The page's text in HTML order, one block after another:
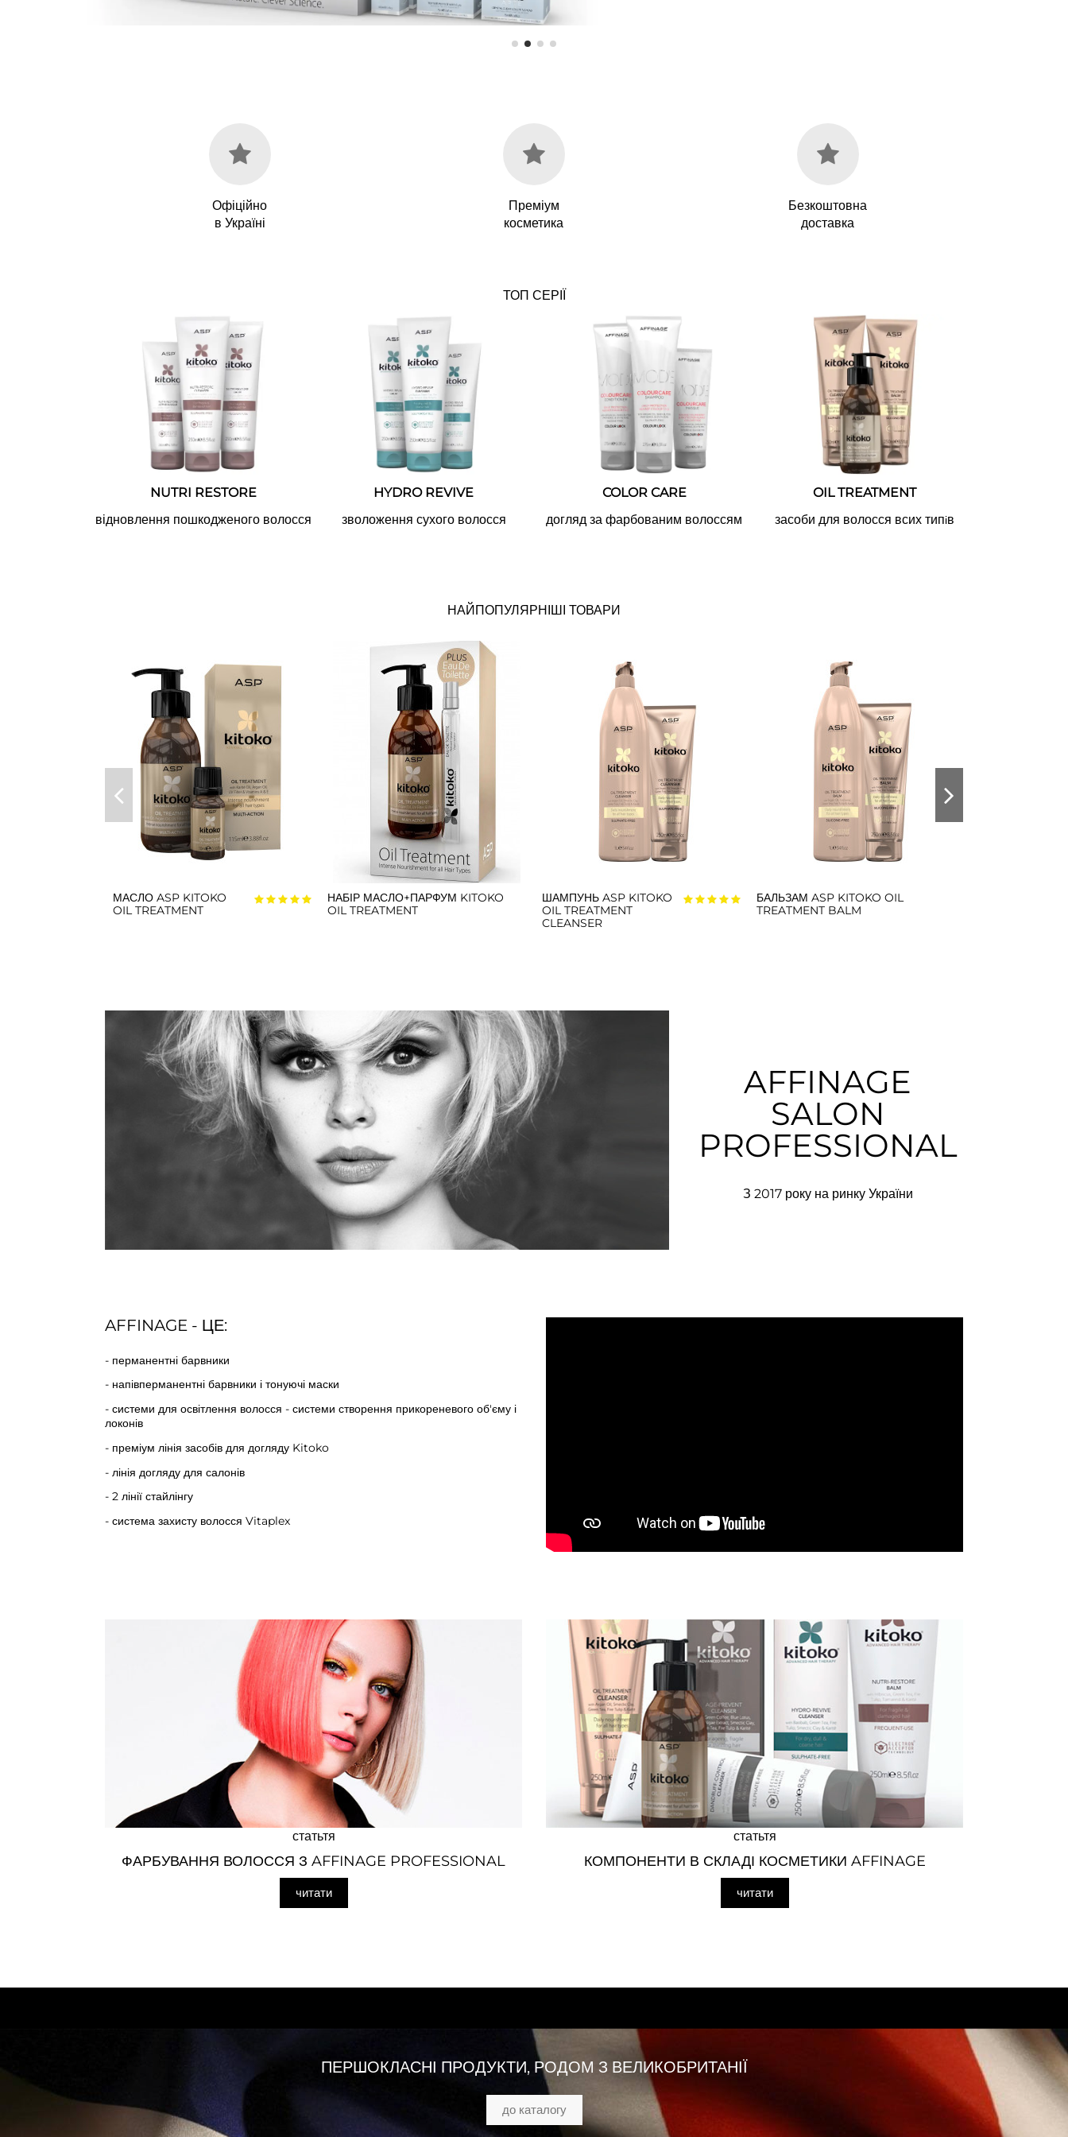
Офіційно
в Україні
Преміум
косметика
Безкоштовна
доставка
ТОП СЕРІЇ
NUTRI RESTORE
відновлення пошкодженого волосся
HYDRO REVIVE
зволоження сухого волосся
COLOR CARE
догляд за фарбованим волоссям
OIL TREATMENT
засоби для волосся всих типів
НАЙПОПУЛЯРНІШІ ТОВАРИ
МАСЛО ASP KITOKO
OIL TREATMENT
НАБІР МАСЛО+ПАРФУМ KITOKO
OIL TREATMENT
ШАМПУНЬ ASP KITOKO
OIL TREATMENT
CLEANSER
БАЛЬЗАМ ASP KITOKO OIL
TREATMENT BALM
AFFINAGE
SALON
PROFESSIONAL
З 2017 року на ринку України
AFFINAGE - ЦЕ:
- перманентні барвники
- напівперманентні барвники і тонуючі маски
- системи для освітлення волосся - системи створення прикореневого об'єму і
локонів
- преміум лінія засобів для догляду Kitoko
- лінія догляду для салонів
- 2 лінії стайлінгу
- система захисту волосся Vitaplex
статьтя
ФАРБУВАННЯ ВОЛОССЯ З AFFINAGE PROFESSIONAL
читати
статьтя
КОМПОНЕНТИ В СКЛАДІ КОСМЕТИКИ AFFINAGE
читати
ПЕРШОКЛАСНІ ПРОДУКТИ, РОДОМ З ВЕЛИКОБРИТАНІЇ
до каталогу